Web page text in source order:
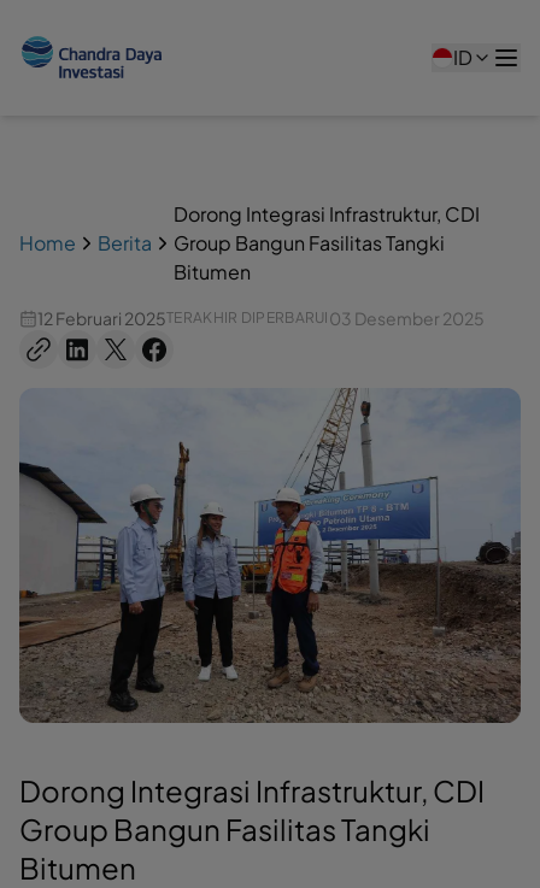
ID
Home Berita
Dorong Integrasi Infrastruktur, CDI
Group Bangun Fasilitas Tangki
Bitumen
12 Februari 2025TERAKHIR DIPERBARUI 03 Desember 2025
Dorong Integrasi Infrastruktur, CDI
Group Bangun Fasilitas Tangki
Bitumen